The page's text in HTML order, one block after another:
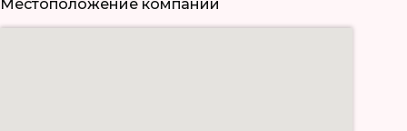
Местоположение компании